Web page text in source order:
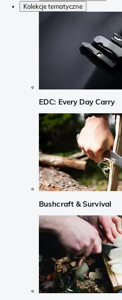
Kolekcje tematyczne
EDC: Every Day Carry
Bushcraft & Survival